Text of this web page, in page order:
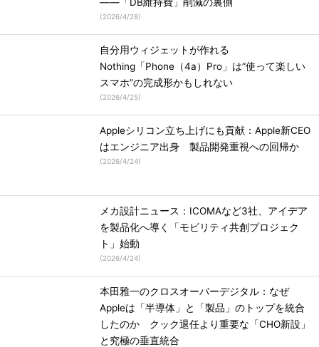
(2026/4/28)
自分用ウィジェットが作れる
Nothing「Phone（4a）Pro」は“使って楽しい
スマホ”の完成形かもしれない
(2026/4/25)
Appleシリコン立ち上げにも貢献：Apple新CEO
はエンジニア出身 製品開発重視への回帰か
(2026/4/24)
メカ設計ニュース：ICOMAなど3社、アイデア
を製品化へ導く「モビリティ共創プロジェク
ト」始動
(2026/4/24)
本田雅一のクロスオーバーデジタル：なぜ
Appleは「半導体」と「製品」のトップを統合
したのか クック退任より重要な「CHO新設」
と究極の垂直統合